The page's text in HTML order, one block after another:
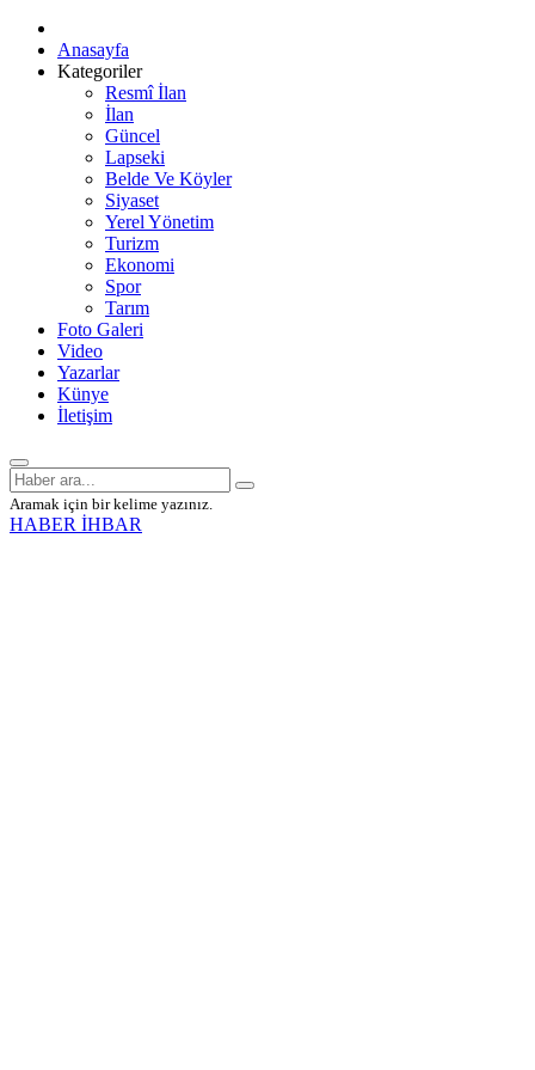
Anasayfa
Kategoriler
Resmî İlan
İlan
Güncel
Lapseki
Belde Ve Köyler
Siyaset
Yerel Yönetim
Turizm
Ekonomi
Spor
Tarım
Foto Galeri
Video
Yazarlar
Künye
İletişim
Aramak için bir kelime yazınız.
HABER İHBAR